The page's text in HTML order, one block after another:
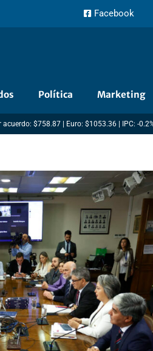
Facebook
Política Marketing
$758.87 | Euro: $1053.36 | IPC: -